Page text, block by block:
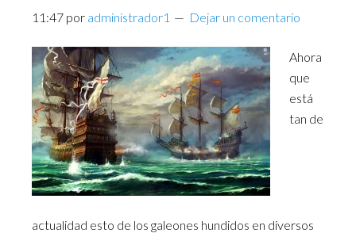
11:47 por administrador1 Dejar un comentario
Ahora
que
está
tan de
actualidad esto de los galeones hundidos en diversos